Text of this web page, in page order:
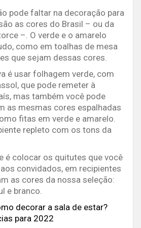
pode faltar na decoração para
as cores do Brasil – ou da
–. O verde e o amarelo
como em toalhas de mesa
que sejam dessas cores.
é usar folhagem verde, com
que pode remeter à
mas também você pode
as mesmas cores espalhadas
fitas em verde e amarelo.
repleto com os tons da
é colocar os quitutes que você
convidados, em recipientes
as cores da nossa seleção:
e branco.
decorar a sala de estar?
para 2022